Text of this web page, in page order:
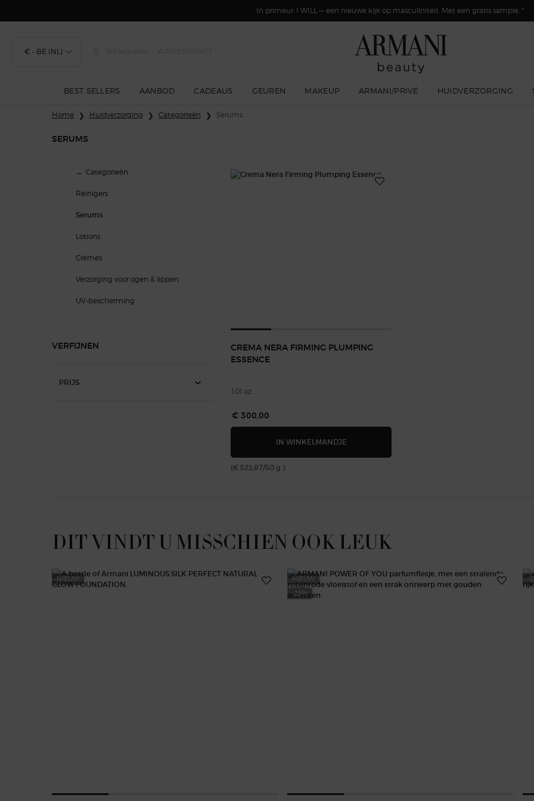
In primeur: I WILL — een nieuwe kijk op masculiniteit. Met een gratis sample. *
€ - BE (NL) Winkelzoeker KLANTENSERVICE
BEST SELLERS AANBOD CADEAUS GEUREN MAKEUP ARMANI/PRIVÉ HUIDVERZORGING
Home Huidverzorging Categorieën Serums
SERUMS
Categorieën
Reinigers
Serums
Lotions
Crèmes
Verzorging voor ogen & lippen
UV-bescherming
VERFIJNEN
PRIJS
CREMA NERA FIRMING PLUMPING
ESSENCE
1.01 oz
€ 300,00
IN WINKELMANDJE
(€ 523,87/50 g.)
DIT VINDT U MISSCHIEN OOK LEUK
NIEUW
NIEUW
-25%
-